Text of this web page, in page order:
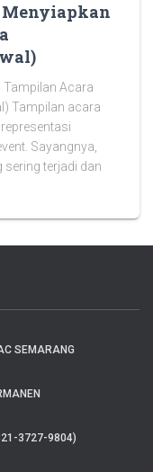
Menyiapkan
Tampilan Acara
Tampilan acara
Sayangnya,
terjadi dan
SEMARANG
3727-9804)